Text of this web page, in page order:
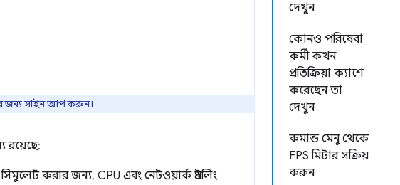
দেখুন
কোনও পরিষেবা
কর্মী কখন
প্রতিক্রিয়া ক্যাশে
করেছেন তা
দেখুন
কমান্ড মেনু থেকে
FPS মিটার সক্রিয়
করুন
জন্য সাইন আপ করুন।
রয়েছে:
করার জন্য, CPU এবং নেটওয়ার্ক থ্রটলিং